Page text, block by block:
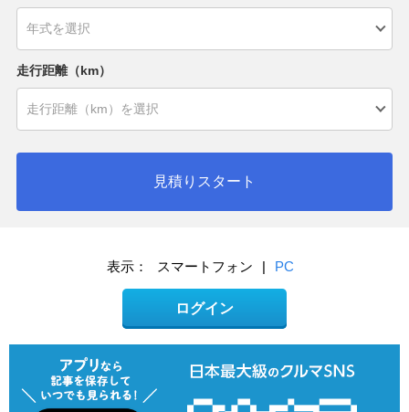
走行距離（km）
見積りスタート
表示： スマートフォン | PC
ログイン